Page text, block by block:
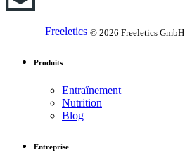
Freeletics © 2026 Freeletics GmbH
Produits
Entraînement
Nutrition
Blog
Entreprise